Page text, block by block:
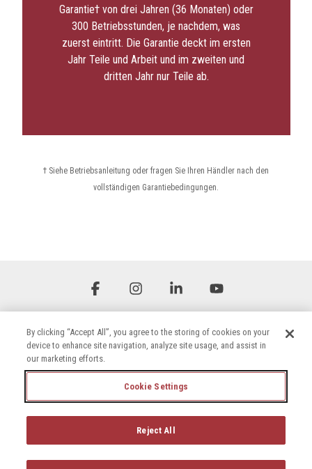
Garantie† von drei Jahren (36 Monaten) oder
300 Betriebsstunden, je nachdem, was
zuerst eintritt. Die Garantie deckt im ersten
Jahr Teile und Arbeit und im zweiten und
dritten Jahr nur Teile ab.
† Siehe Betriebsanleitung oder fragen Sie Ihren Händler nach den
vollständigen Garantiebedingungen.
Erklärung zur Barrierefreiheit
© 2026 Briggs & Stratton, LLC. All rights reserved.
FacebookInstagramLinkedin
By clicking “Accept All”, you agree to the storing of cookies on your
device to enhance site navigation, analyze site usage, and assist in
our marketing efforts.
Cookie Settings
Reject All